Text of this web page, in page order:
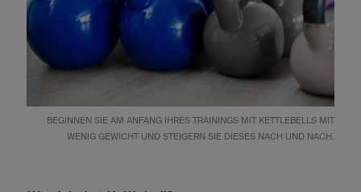
BEGINNEN SIE AM ANFANG IHRES TRAININGS MIT KETTLEBELLS MIT
WENIG GEWICHT UND STEIGERN SIE DIESES NACH UND NACH.